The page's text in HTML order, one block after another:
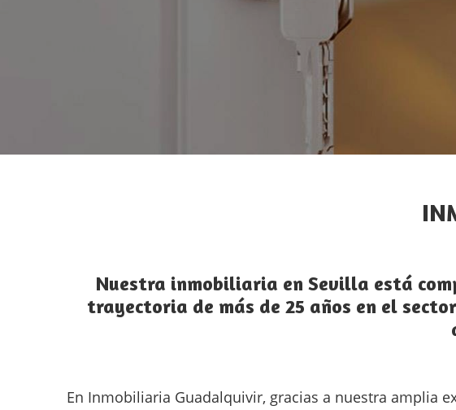
Más de 25 años
Nuestra inmobiliaria en Sevilla está
trayectoria de más de 25 años en el
En Inmobiliaria Guadalquivir, gracias a nuestra amplia